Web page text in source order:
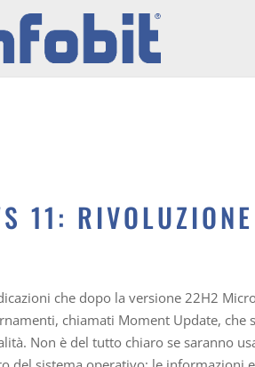
11:
che dopo la versione 22H2
chiamati Moment Update, che
Non è del tutto chiaro se saranno